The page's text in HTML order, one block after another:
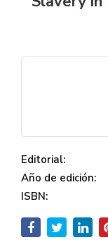
Editorial:
Año de edición:
ISBN: